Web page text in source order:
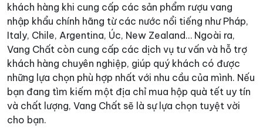
khách hàng khi cung cấp các sản phẩm rượu vang
nhập khẩu chính hãng từ các nước nổi tiếng như Pháp,
Italy, Chile, Argentina, Úc, New Zealand… Ngoài ra,
Vang Chất còn cung cấp các dịch vụ tư vấn và hỗ trợ
khách hàng chuyên nghiệp, giúp quý khách có được
những lựa chọn phù hợp nhất với nhu cầu của mình. Nếu
bạn đang tìm kiếm một địa chỉ mua hộp quà tết uy tín
và chất lượng, Vang Chất sẽ là sự lựa chọn tuyệt vời
cho bạn.